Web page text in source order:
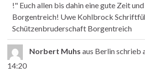
!" Euch allen bis dahin eine gute Zeit
Borgentreich! Uwe Kohlbrock
Schützenbruderschaft Borgentreich
Norbert Muhs aus Berlinschrieb
14:20